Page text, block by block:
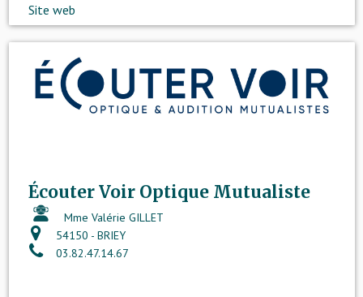
Site web
Écouter Voir Optique Mutualiste
Mme Valérie GILLET
54150 - BRIEY
03.82.47.14.67